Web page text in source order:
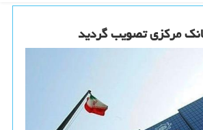
مركزی تصویب گردید